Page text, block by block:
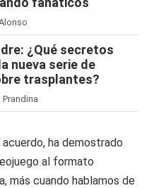
¿Qué secretos
nueva serie de
trasplantes?
ha demostrado
al formato
más cuando hablamos de